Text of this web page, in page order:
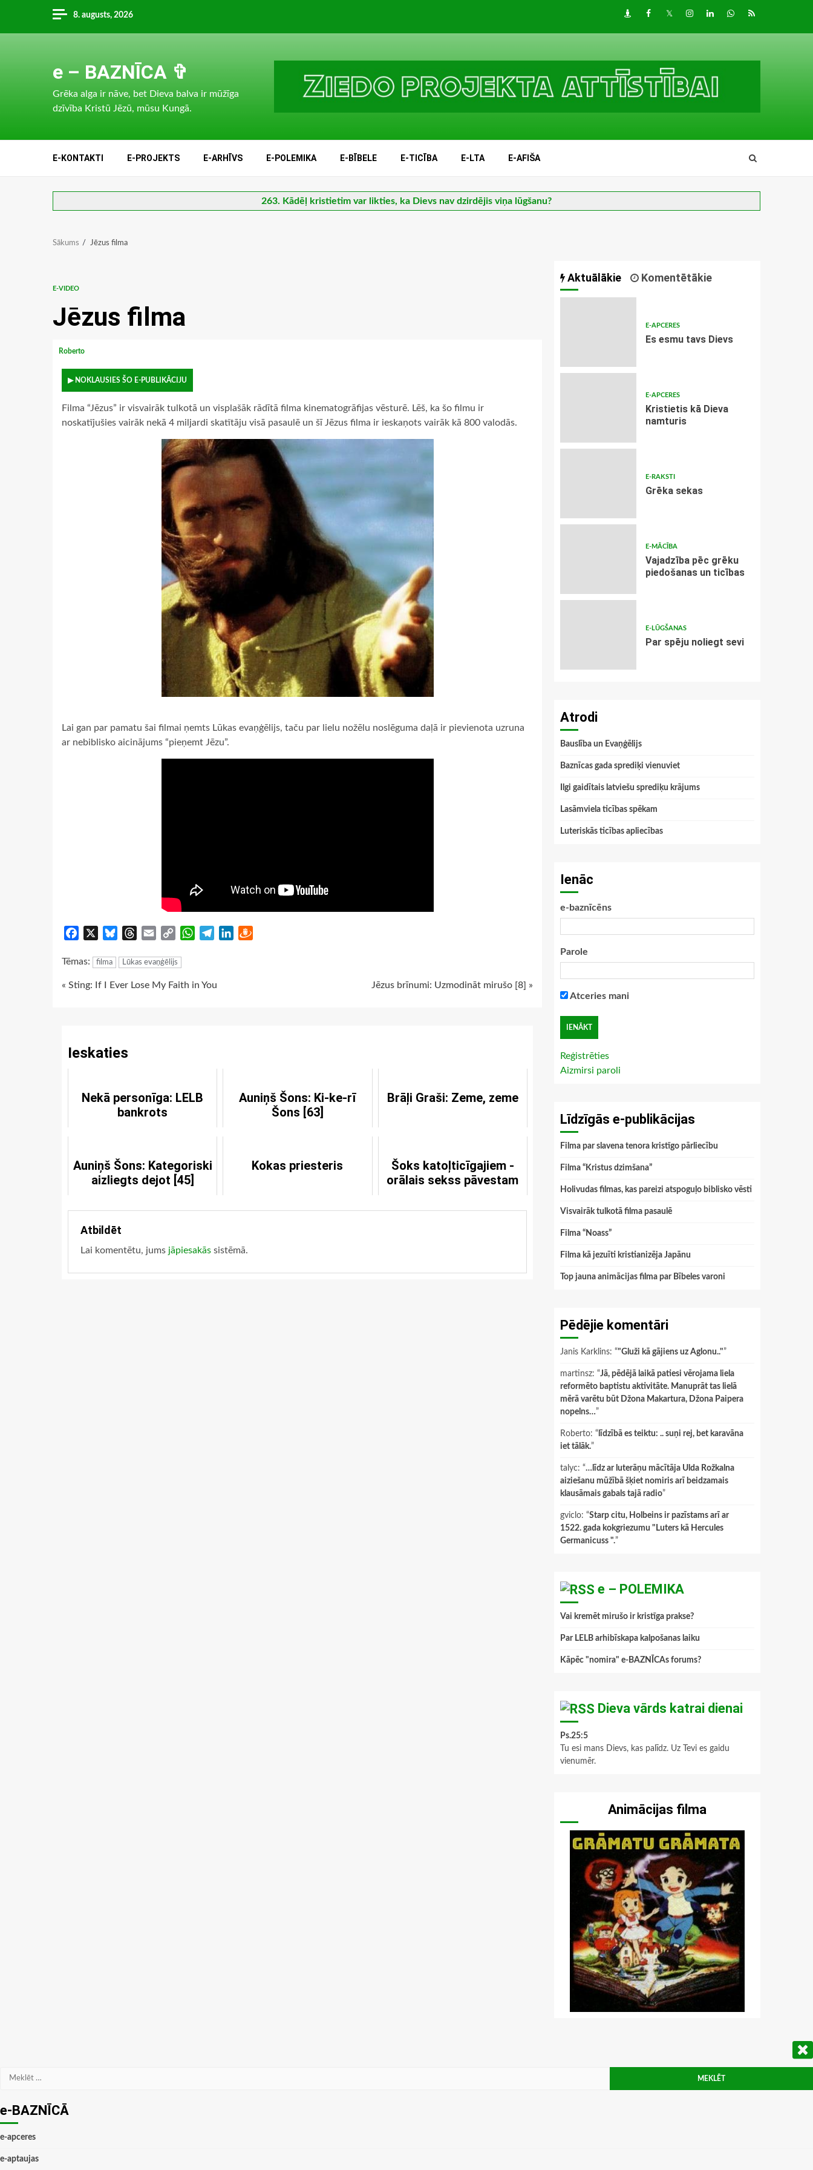
content
8. augusts, 2026 DraugiemFacebook
TwitterInstagram
LinkedInwhatsapp
RSS
e – BAZNĪCA ✞
Grēka alga ir nāve, bet Dieva balva ir mūžīga
dzīvība Kristū Jēzū, mūsu Kungā.
E-KONTAKTI E-PROJEKTS E-ARHĪVS E-POLEMIKA E-BĪBELE E-TICĪBA E-LTA E-AFIŠA
263. Kādēļ kristietim var likties, ka Dievs nav dzirdējis viņa lūgšanu?
Sākums Jēzus filma
E-VIDEO
Jēzus filma
Roberto
▶ NOKLAUSIES ŠO E-PUBLIKĀCIJU
Filma “Jēzus” ir visvairāk tulkotā un visplašāk rādītā filma kinematogrāfijas vēsturē. Lēš, ka šo filmu ir
noskatījušies vairāk nekā 4 miljardi skatītāju visā pasaulē un šī Jēzus filma ir ieskaņots vairāk kā 800 valodās.
Lai gan par pamatu šai filmai ņemts Lūkas evaņģēlijs, taču par lielu nožēlu noslēguma daļā ir pievienota uzruna
ar nebiblisko aicinājums “pieņemt Jēzu”.
Facebook BlueskyThreads
Email
Copy
WhatsApp
TelegramLinkedIn
Tēmas: filma Lūkas evaņģēlijs
Continue
« Sting: If I Ever Lose My Faith in You Jēzus brīnumi: Uzmodināt mirušo [8] »
Ieskaties
Nekā personīga: LELB
bankrots
Auniņš Šons: Ki-ke-rī
Šons [63]
Brāļi Graši: Zeme, zeme
Auniņš Šons: Kategoriski
aizliegts dejot [45]
Kokas priesteris
Šoks katoļticīgajiem -
orālais sekss pāvestam
Atbildēt
Lai komentētu, jums jāpiesakās sistēmā.
Aktuālākie Komentētākie
E-APCERES
Es esmu tavs Dievs
E-APCERES
Kristietis kā Dieva
namturis
E-RAKSTI
Grēka sekas
E-MĀCĪBA
Vajadzība pēc grēku
piedošanas un ticības
E-LŪGŠANAS
Par spēju noliegt sevi
Atrodi
Bauslība un Evaņģēlijs
Baznīcas gada sprediķi vienuviet
Ilgi gaidītais latviešu sprediķu krājums
Lasāmviela ticības spēkam
Luteriskās ticības apliecības
Ienāc
e-baznīcēns
Parole
Atceries mani
Reģistrēties
Aizmirsi paroli
Līdzīgās e-publikācijas
Filma par slavena tenora kristīgo pārliecību
Filma “Kristus dzimšana”
Holivudas filmas, kas pareizi atspoguļo biblisko vēsti
Visvairāk tulkotā filma pasaulē
Filma “Noass”
Filma kā jezuīti kristianizēja Japānu
Top jauna animācijas filma par Bībeles varoni
Pēdējie komentāri
Janis Karklins: “"Gluži kā gājiens uz Aglonu.."”
martinsz: “Jā, pēdējā laikā patiesi vērojama liela
reformēto baptistu aktivitāte. Manuprāt tas lielā
mērā varētu būt Džona Makartura, Džona Paipera
nopelns…”
Roberto: “ līdzībā es teiktu: .. suņi rej, bet karavāna
iet tālāk.”
talyc: “…līdz ar luterāņu mācītāja Ulda Rožkalna
aiziešanu mūžībā šķiet nomiris arī beidzamais
klausāmais gabals tajā radio”
gviclo: “Starp citu, Holbeins ir pazīstams arī ar
1522. gada kokgriezumu "Luters kā Hercules
Germanicuss ".”
e – POLEMIKA
Vai kremēt mirušo ir kristīga prakse?
Par LELB arhibīskapa kalpošanas laiku
Kāpēc "nomira" e-BAZNĪCAs forums?
Dieva vārds katrai dienai
Ps.25:5
Tu esi mans Dievs, kas palīdz. Uz Tevi es gaidu
vienumēr.
Animācijas filma
Meklēt:
e-BAZNĪCĀ
e-apceres
e-aptaujas